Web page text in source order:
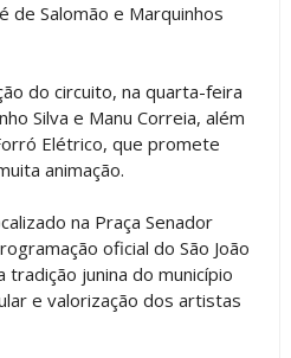
de Salomão e Marquinhos
do circuito, na quarta-feira
Silva e Manu Correia, além
Elétrico, que promete
animação.
na Praça Senador
oficial do São João
junina do município
e valorização dos artistas